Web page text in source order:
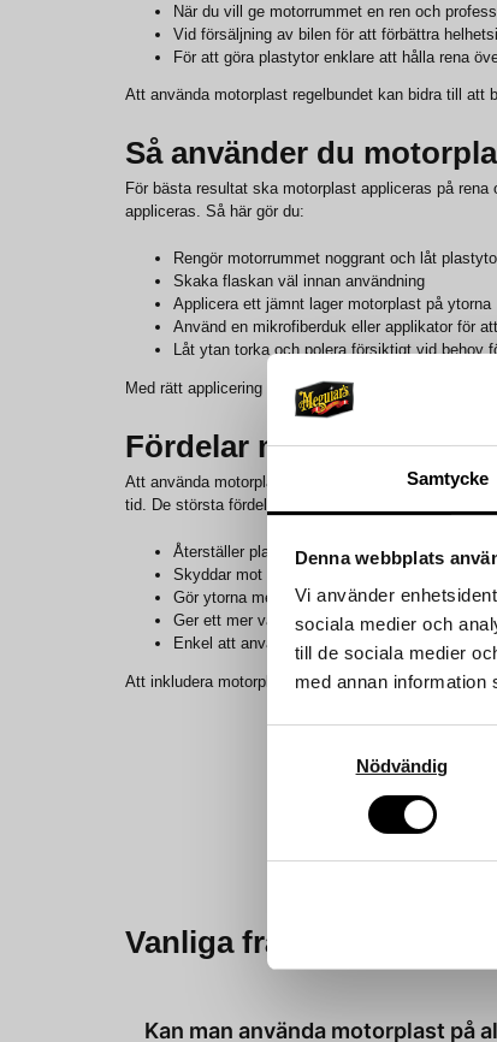
Samtycke
Denna webbplats
Vi använder
sociala medier och
till de sociala medier
med annan information
Nödvändig
När du vill ge motorrummet en ren och
Vid försäljning av bilen för att förbättra
För att göra plastytor enklare att hålla rena
Att använda motorplast regelbundet kan bidra till att
Så använder du
För bästa resultat ska motorplast appliceras på
appliceras. Så här gör du:
Rengör motorrummet noggrant och låt
Skaka flaskan väl innan användning
Applicera ett jämnt lager motorplast på ytorna
Använd en mikrofiberduk eller applikator för
Låt ytan torka och polera försiktigt vid behov
Med rätt applicering får plastytorna en djupare färg,
Fördelar med motorplast
Att använda motorplast ger inte bara ett visuellt lyft
tid. De största fördelarna är:
Återställer plastens ursprungliga färg och
Skyddar mot uttorkning, sprickor och
Gör ytorna mer motståndskraftiga mot smuts
Ger ett mer välvårdat och professionellt
Enkel att använda och ger snabbt synliga
Att inkludera motorplast i din bilvårdsrutin kan göra
Vanliga frågor om
Kan man använda motorplast på